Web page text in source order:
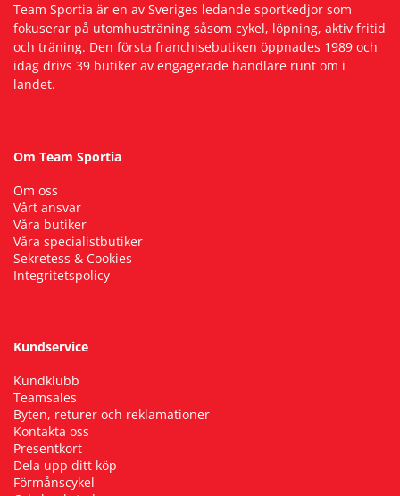
Team Sportia är en av Sveriges ledande sportkedjor som
fokuserar på utomhusträning såsom cykel, löpning, aktiv fritid
och träning. Den första franchisebutiken öppnades 1989 och
idag drivs 39 butiker av engagerade handlare runt om i
landet.
Om Team Sportia
Om oss
Vårt ansvar
Våra butiker
Våra specialistbutiker
Sekretess & Cookies
Integritetspolicy
Kundservice
Kundklubb
Teamsales
Byten, returer och reklamationer
Kontakta oss
Presentkort
Dela upp ditt köp
Förmånscykel